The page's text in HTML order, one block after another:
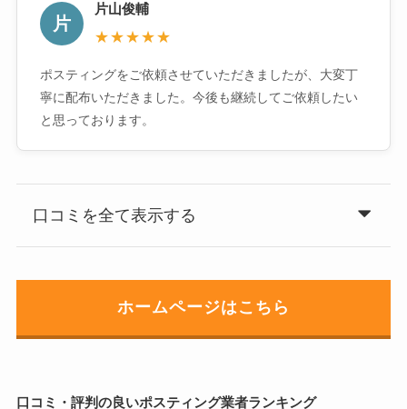
片
片山俊輔
★★★★★
ポスティングをご依頼させていただきましたが、大変丁
寧に配布いただきました。今後も継続してご依頼したい
と思っております。
口コミを全て表示する
ホームページはこちら
口コミ・評判の良いポスティング業者ランキング